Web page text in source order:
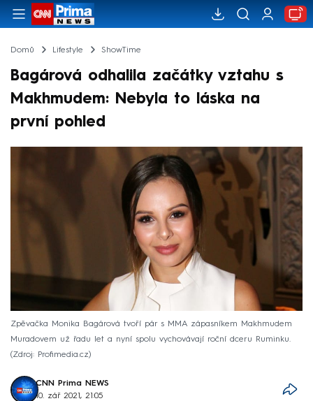
Domů Lifestyle ShowTime
Bagárová odhalila začátky vztahu s
Makhmudem: Nebyla to láska na
první pohled
Zpěvačka Monika Bagárová tvoří pár s MMA zápasníkem Makhmudem
Muradovem už řadu let a nyní spolu vychovávají roční dceru Ruminku.
Zdroj: Profimedia.cz
CNN Prima NEWS
10. zář 2021, 21:05